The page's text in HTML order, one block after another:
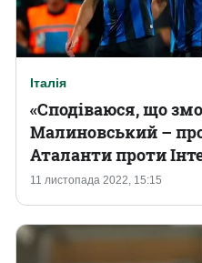
Італія
11 листопада 2022, 15:15
«Сподіваюся, що
Малиновський –
Аталанти проти